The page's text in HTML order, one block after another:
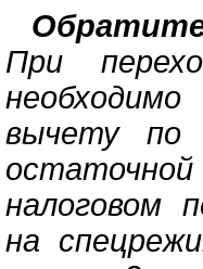
При
вычету по
налоговом
на